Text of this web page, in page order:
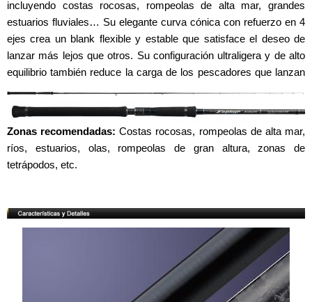
incluyendo costas rocosas, rompeolas de alta mar, grandes
estuarios fluviales… Su elegante curva cónica con refuerzo en 4
ejes crea un blank flexible y estable que satisface el deseo de
lanzar más lejos que otros. Su configuración ultraligera y de alto
equilibrio también reduce la carga de los pescadores que lanzan
y recogen repetidamente.
Zonas recomendadas: Costas rocosas, rompeolas de alta mar,
ríos, estuarios, olas, rompeolas de gran altura, zonas de
tetrápodos, etc.